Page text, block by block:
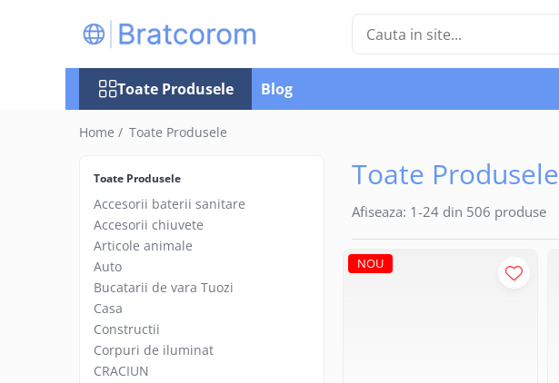
Articole animale
Hrana pentru caini
Hrana pentru pisici
Produse igiena externa animale
Bucatarii de vara Tuozi
Articole ambalare
Articole bucatarie
Toate Produsele Blog
Home / Toate Produsele
Toate Produsele
Toate Produsele
Accesorii baterii sanitare
Accesorii chiuvete
Articole animale
Auto
Bucatarii de vara Tuozi
Casa
Constructii
Corpuri de iluminat
CRACIUN
Afiseaza: 1-24 din 506 produse
NOU